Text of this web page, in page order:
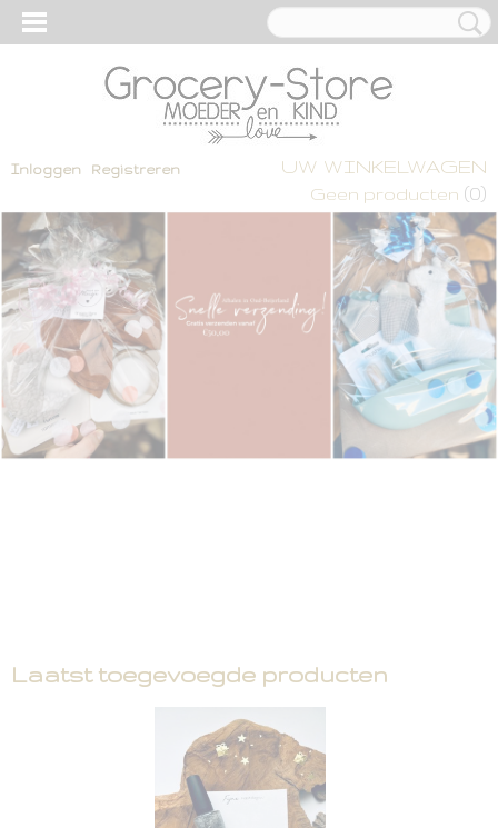
Inloggen Registreren UW WINKELWAGEN
Geen producten (0)
Laatst toegevoegde producten